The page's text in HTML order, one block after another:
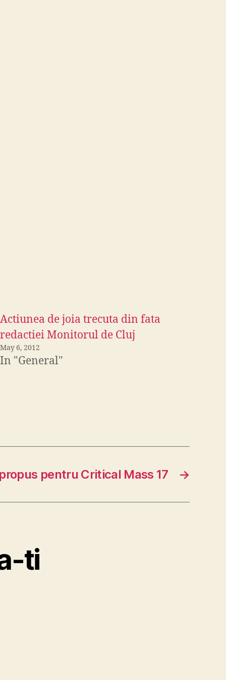
Actiunea de joia trecuta din fata
redactiei Monitorul de Cluj
May 6, 2012
In "General"
→
pentru Critical Mass 17
ti